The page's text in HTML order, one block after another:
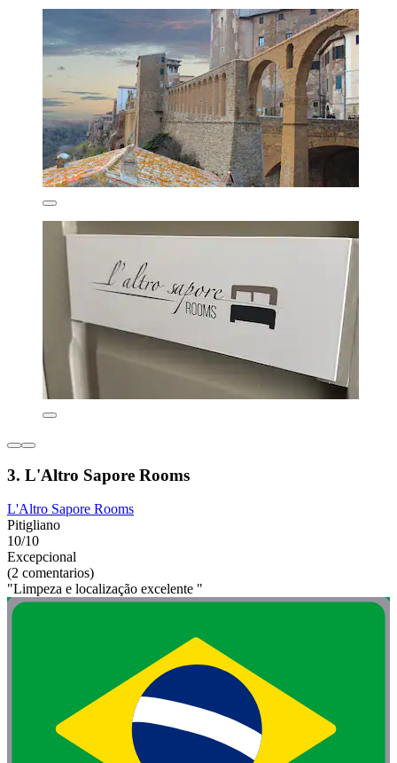
3. L'Altro Sapore Rooms
L'Altro Sapore Rooms
Pitigliano
10/10
Excepcional
(2 comentarios)
"Limpeza e localização excelente "